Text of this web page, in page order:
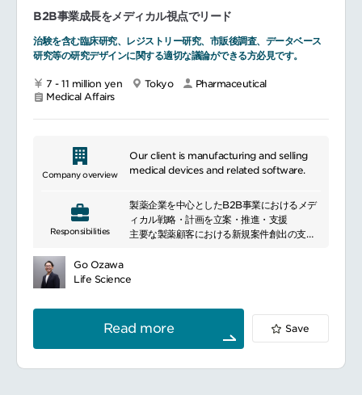
B2B事業成長をメディカル視点でリード
治験を含む臨床研究、レジストリー研究、市販後調査、データベース
研究等の研究デザインに関する適切な議論ができる方必見です。
7 - 11 million yen Tokyo
Pharmaceutical
Medical Affairs
Company overview
Our client is manufacturing and selling
medical devices and related software.
Responsibilities
製薬企業を中心としたB2B事業におけるメデ
ィカル戦略・計画を立案・推進・支援
主要な製薬顧客における新規案件創出の支援
携・コラボレーション・関係強化
援
社内関連部署・経営メンバーとの円滑な連
携・コラボレーション
Go Ozawa
Life Science
Read more Save